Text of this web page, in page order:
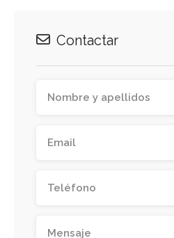
Contactar